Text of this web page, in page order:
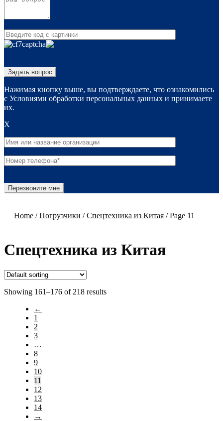
Нажимая кнопку выше, вы подтверждаете, что ознакомились
с Условиями обработки персональных данных и принимаете
их.
X
Home /Погрузчики /Спецтехника из Китая /Page 11
Спецтехника из Китая
Showing 161–176 of 218 results
←
1
2
3
…
8
9
10
11
12
13
14
→